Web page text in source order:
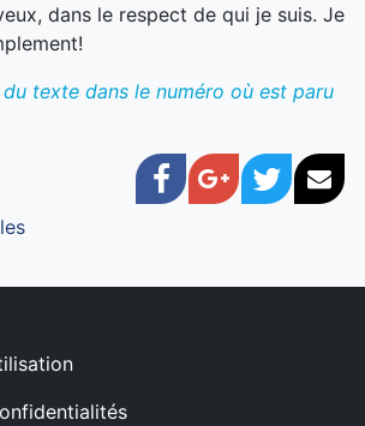
dans le respect de qui je suis. Je
texte dans le numéro où est paru
Facebook
Google+
Twitter